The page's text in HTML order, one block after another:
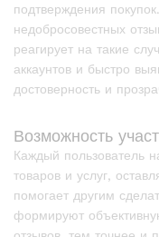
подтверждения
недобросовестных
реагирует на такие
аккаунтов и быстро
достоверность и
Возможность
Каждый пользователь
товаров и услуг,
помогает другим
формируют